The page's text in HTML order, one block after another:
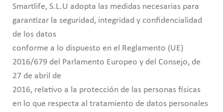
Smartlife, S.L.U adopta las medidas necesarias para
garantizar la seguridad, integridad y confidencialidad
de los datos
conforme a lo dispuesto en el Reglamento (UE)
2016/679 del Parlamento Europeo y del Consejo, de
27 de abril de
2016, relativo a la protección de las personas físicas
en lo que respecta al tratamiento de datos personales